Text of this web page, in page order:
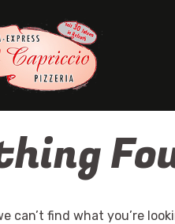
can’t find what you’re